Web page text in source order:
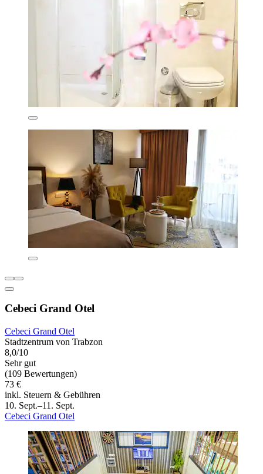
Cebeci Grand Otel
Cebeci Grand Otel
Stadtzentrum von Trabzon
8,0/10
Sehr gut
(109 Bewertungen)
73 €
inkl. Steuern & Gebühren
10. Sept.–11. Sept.
Cebeci Grand Otel